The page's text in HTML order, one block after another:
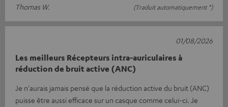
Thomas W.
(Traduit automatiquement *)
Les meilleurs Récepteurs intra-auriculaires à
réduction de bruit active (ANC)
Je n'aurais jamais pensé que la réduction active du bruit (ANC)
puisse être aussi efficace sur un casque comme celui-ci. Je
01/08/2026